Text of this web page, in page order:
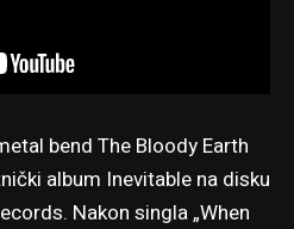
bend The Bloody Earth
album Inevitable na disku
Nakon singla „When